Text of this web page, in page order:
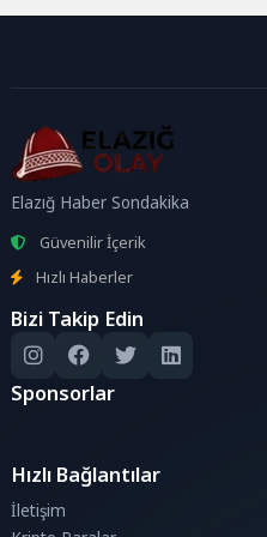
Elazığ Haber Sondakika
Güvenilir İçerik
Hızlı Haberler
Bizi Takip Edin
Sponsorlar
Hızlı Bağlantılar
İletişim